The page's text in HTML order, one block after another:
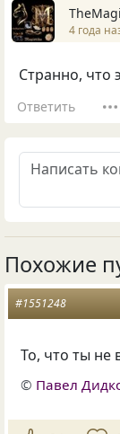
4 года
Странно, что
Ответить
Похожие
#1551248
То, что ты не
© Павел